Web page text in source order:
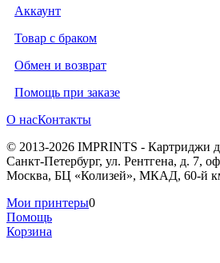
Аккаунт
Товар с браком
Обмен и возврат
Помощь при заказе
О насКонтакты
© 2013-2026 IMPRINTS - Картриджи
Санкт-Петербург, ул. Рентгена, д. 7,
Москва, БЦ «Колизей», МКАД, 60-й
Мои принтеры0
Помощь
Корзина